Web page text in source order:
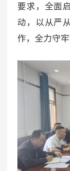
要求，全面
动，以从严
作，全力守牢